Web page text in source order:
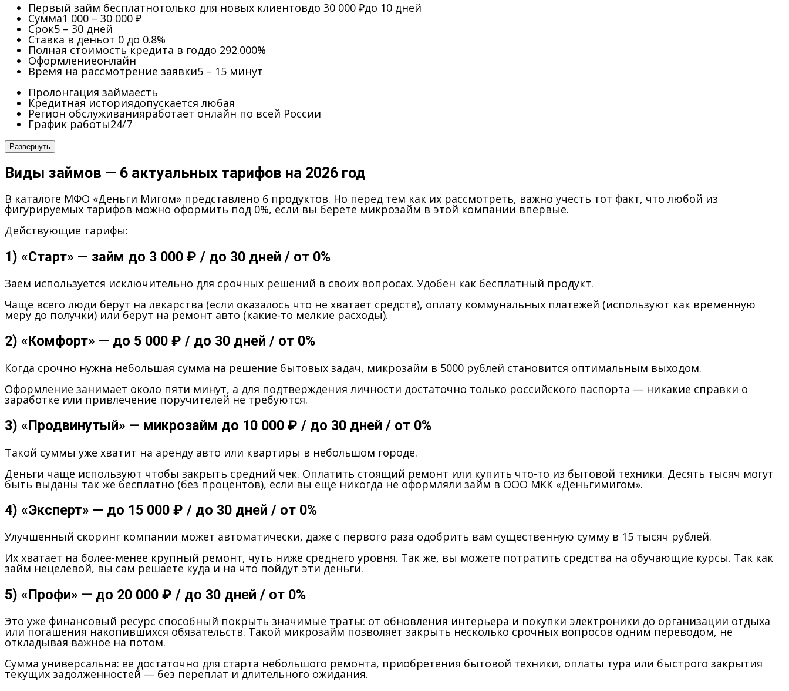
Первый займ бесплатнотолько для новых клиентовдо 30 000 ₽до 10 дней
Сумма1 000 – 30 000 ₽
Срок5 – 30 дней
Ставка в деньот 0 до 0.8%
Полная стоимость кредита в годдо 292.000%
Оформлениеонлайн
Время на рассмотрение заявки5 – 15 минут
Пролонгация займаесть
Кредитная историядопускается любая
Регион обслуживанияработает онлайн по всей России
График работы24/7
Развернуть
Виды займов — 6 актуальных тарифов на 2026 год
В каталоге МФО «Деньги Мигом» представлено 6 продуктов. Но перед тем как их рассмотреть, важно учесть тот факт, что любой из
фигурируемых тарифов можно оформить под 0%, если вы берете микрозайм в этой компании впервые.
Действующие тарифы:
1) «Старт» — займ до 3 000 ₽ / до 30 дней / от 0%
Заем используется исключительно для срочных решений в своих вопросах. Удобен как бесплатный продукт.
Чаще всего люди берут на лекарства (если оказалось что не хватает средств), оплату коммунальных платежей (используют как временную
меру до получки) или берут на ремонт авто (какие-то мелкие расходы).
2) «Комфорт» — до 5 000 ₽ / до 30 дней / от 0%
Когда срочно нужна небольшая сумма на решение бытовых задач, микрозайм в 5000 рублей становится оптимальным выходом.
Оформление занимает около пяти минут, а для подтверждения личности достаточно только российского паспорта — никакие справки о
заработке или привлечение поручителей не требуются.
3) «Продвинутый» — микрозайм до 10 000 ₽ / до 30 дней / от 0%
Такой суммы уже хватит на аренду авто или квартиры в небольшом городе.
Деньги чаще используют чтобы закрыть средний чек. Оплатить стоящий ремонт или купить что-то из бытовой техники. Десять тысяч могут
быть выданы так же бесплатно (без процентов), если вы еще никогда не оформляли займ в ООО МКК «Деньгимигом».
4) «Эксперт» — до 15 000 ₽ / до 30 дней / от 0%
Улучшенный скоринг компании может автоматически, даже с первого раза одобрить вам существенную сумму в 15 тысяч рублей.
Их хватает на более-менее крупный ремонт, чуть ниже среднего уровня. Так же, вы можете потратить средства на обучающие курсы. Так как
займ нецелевой, вы сам решаете куда и на что пойдут эти деньги.
5) «Профи» — до 20 000 ₽ / до 30 дней / от 0%
Это уже финансовый ресурс способный покрыть значимые траты: от обновления интерьера и покупки электроники до организации отдыха
или погашения накопившихся обязательств. Такой микрозайм позволяет закрыть несколько срочных вопросов одним переводом, не
откладывая важное на потом.
Сумма универсальна: её достаточно для старта небольшого ремонта, приобретения бытовой техники, оплаты тура или быстрого закрытия
текущих задолженностей — без переплат и длительного ожидания.